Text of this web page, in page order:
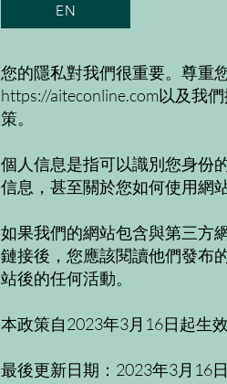
EN
您的隱私對我們很重要。尊重
https://aiteconline.com以及我
策。
個人信息是指可以識別您身份
信息，甚至關於您如何使用網
如果我們的網站包含與第三方
鏈接後，您應該閱讀他們發布
站後的任何活動。
本政策自2023年3月16日起生
最後更新日期：2023年3月16